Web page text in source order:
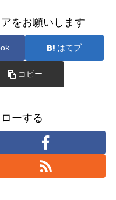
をお願いします
はてブ
コピー
ーする